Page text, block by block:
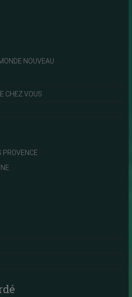
NOUVEAU
CHEZ VOUS
PROVENCE